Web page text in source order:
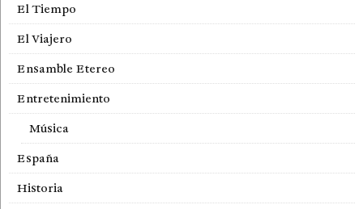
El Tiempo
El Viajero
Ensamble Etereo
Entretenimiento
Música
España
Historia